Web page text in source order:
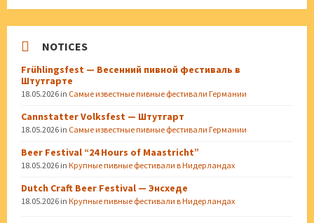
NOTICES
Frühlingsfest — Весенний пивной фестиваль в
Штутгарте
18.05.2026 in Самые известные пивные фестивали Германии
Cannstatter Volksfest — Штутгарт
18.05.2026 in Самые известные пивные фестивали Германии
Beer Festival “24 Hours of Maastricht”
18.05.2026 in Крупные пивные фестивали в Нидерландах
Dutch Craft Beer Festival — Энсхеде
18.05.2026 in Крупные пивные фестивали в Нидерландах